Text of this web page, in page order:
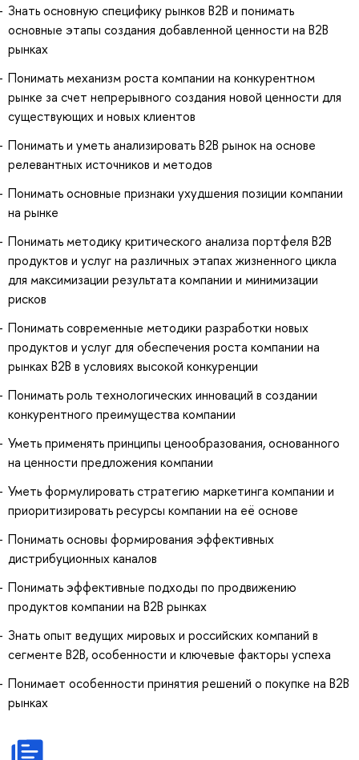
Знать основную специфику рынков В2В и понимать
основные этапы создания добавленной ценности на В2В
рынках
Понимать механизм роста компании на конкурентном
рынке за счет непрерывного создания новой ценности для
существующих и новых клиентов
Понимать и уметь анализировать В2В рынок на основе
релевантных источников и методов
Понимать основные признаки ухудшения позиции компании
на рынке
Понимать методику критического анализа портфеля В2В
продуктов и услуг на различных этапах жизненного цикла
для максимизации результата компании и минимизации
рисков
Понимать современные методики разработки новых
продуктов и услуг для обеспечения роста компании на
рынках В2В в условиях высокой конкуренции
Понимать роль технологических инноваций в создании
конкурентного преимущества компании
Уметь применять принципы ценообразования, основанного
на ценности предложения компании
Уметь формулировать стратегию маркетинга компании и
приоритизировать ресурсы компании на её основе
Понимать основы формирования эффективных
дистрибуционных каналов
Понимать эффективные подходы по продвижению
продуктов компании на В2В рынках
Знать опыт ведущих мировых и российских компаний в
сегменте В2В, особенности и ключевые факторы успеха
Понимает особенности принятия решений о покупке на В2В
рынках